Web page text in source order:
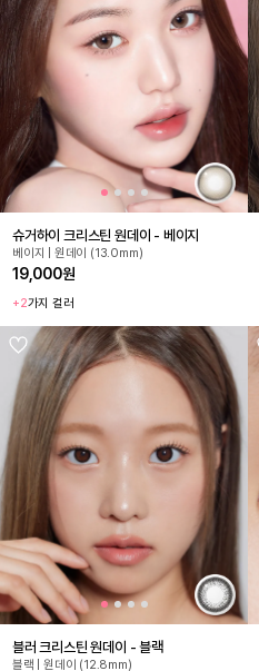
슈거하이 크리스틴 원데이 - 베이지
베이지 | 원데이 (13.0mm)
19,000원
+2가지 컬러
블러 크리스틴 원데이 - 블랙
블랙 | 원데이 (12.8mm)